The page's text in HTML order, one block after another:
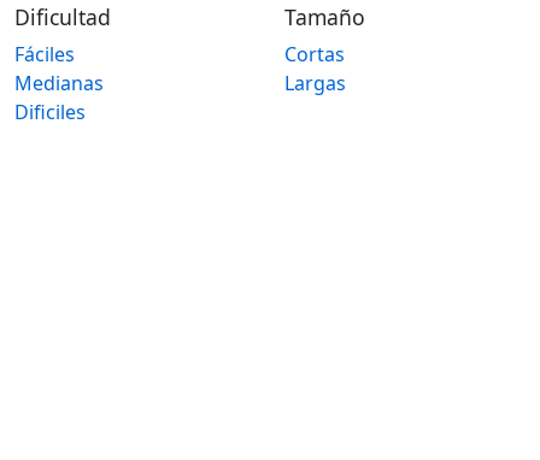
Dificultad
Fáciles
Medianas
Dificiles
Tamaño
Cortas
Largas